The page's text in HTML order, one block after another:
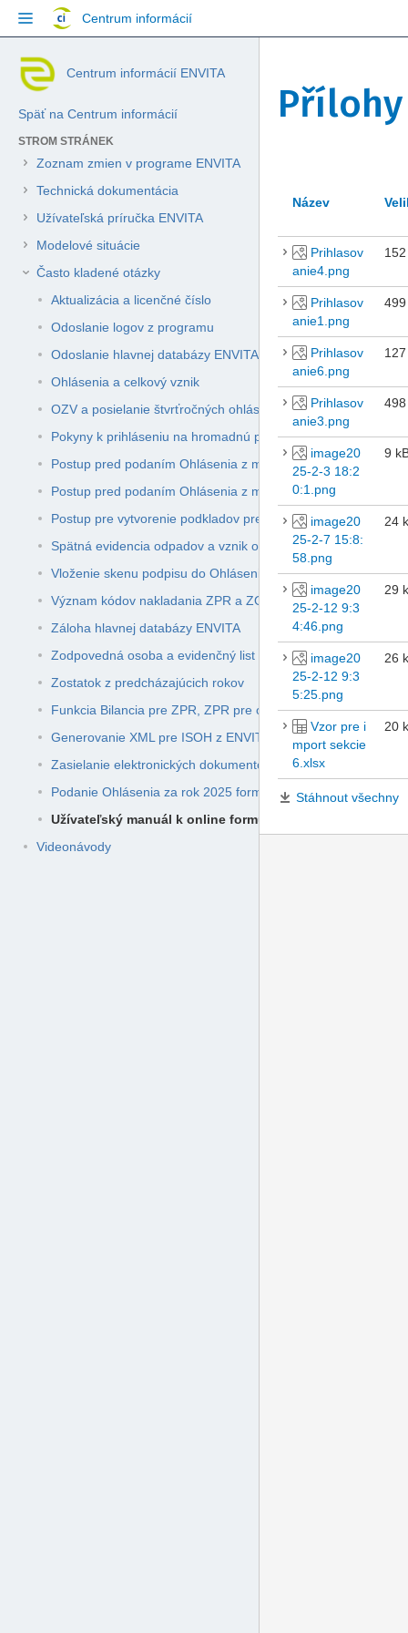
Skip
Přejít
Přejít
Centrum informácií
Centrum informácií ENVITA
Späť na Centrum informácií
STROM STRÁNEK
Zoznam zmien v programe ENVITA
Technická dokumentácia
Užívateľská príručka ENVITA
Modelové situácie
Často kladené otázky
Aktualizácia a licenčné číslo
Odoslanie logov z programu
Odoslanie hlavnej databázy ENVITA
Ohlásenia a celkový vznik
OZV a posielanie štvrťročných ohlásení
Pokyny k prihláseniu na hromadnú prezentáciu ENVITA
Postup pred podaním Ohlásenia z modulu Odpady
Postup pred podaním Ohlásenia z modulu Sklad a Obchod s
Postup pre vytvorenie podkladov pre osoby vykonávajúce
Spätná evidencia odpadov a vznik odpadu
Vloženie skenu podpisu do Ohlásenia
Význam kódov nakladania ZPR a ZO v programe ENVITA
Záloha hlavnej databázy ENVITA
Zodpovedná osoba a evidenčný list
Zostatok z predcházajúcich rokov
Funkcia Bilancia pre ZPR, ZPR pre ohlásenie a ZOS
Generovanie XML pre ISOH z ENVITA Odpady
Zasielanie elektronických dokumentov
Podanie Ohlásenia za rok 2025 formou XML súborov pre
Užívateľský manuál k online formuláru na vytvorenie
Videonávody
Přílohy
Název
Prihlasov
anie4.png
Prihlasov
anie1.png
Prihlasov
anie6.png
Prihlasov
anie3.png
image20
25-2-3 18:2
0:1.png
9
image20
25-2-7 15:8:
58.png
24
image20
25-2-12 9:3
4:46.png
29
image20
25-2-12 9:3
5:25.png
26
Vzor pre i
mport sekcie
6.xlsx
20
Stáhnout všechny